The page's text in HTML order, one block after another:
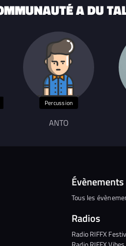
A DU
Percussion
ANTO
Évènements
Tous les
Radios
Radio RIFFX